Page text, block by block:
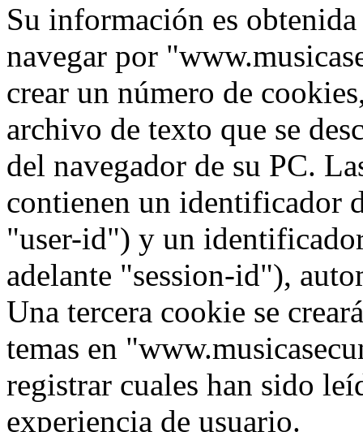
Su información es
navegar por
crear un número de
archivo de texto que se
del navegador de su PC.
contienen un identificador
"user-id") y un
adelante "session-id"),
Una tercera cookie se
temas en
registrar cuales han sido
experiencia de usuario.